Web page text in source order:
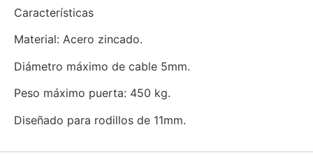
Características
Material: Acero zincado.
Diámetro máximo de cable 5mm.
Peso máximo puerta: 450 kg.
Diseñado para rodillos de 11mm.